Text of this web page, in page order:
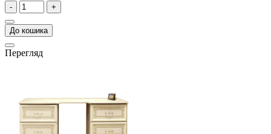
- +
До кошика
Перегляд